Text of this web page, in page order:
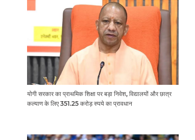
योगी सरकार का प्राथमिक शिक्षा पर बड़ा निवेश, विद्यालयों और छात्र
कल्याण के लिए 351.25 करोड़ रुपये का प्रावधान